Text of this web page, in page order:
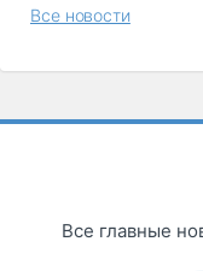
Все новости
Все главные